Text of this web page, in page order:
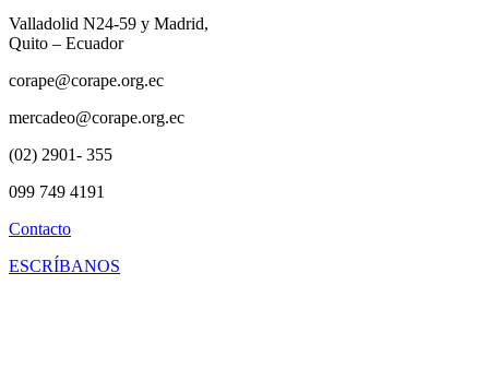
Valladolid N24-59 y Madrid,
Quito – Ecuador
corape@corape.org.ec
mercadeo@corape.org.ec
(02) 2901- 355
099 749 4191
Contacto
ESCRÍBANOS